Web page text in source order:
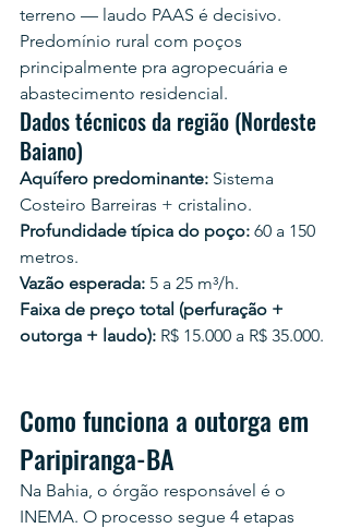
terreno — laudo PAAS é decisivo.
Predomínio rural com poços
principalmente pra agropecuária e
abastecimento residencial.
Dados técnicos da região (Nordeste
Baiano)
Aquífero predominante: Sistema
Costeiro Barreiras + cristalino.
Profundidade típica do poço: 60 a 150
metros.
Vazão esperada: 5 a 25 m³/h.
Faixa de preço total (perfuração +
outorga + laudo): R$ 15.000 a R$ 35.000.
Como funciona a outorga em
Paripiranga-BA
Na Bahia, o órgão responsável é o
INEMA. O processo segue 4 etapas